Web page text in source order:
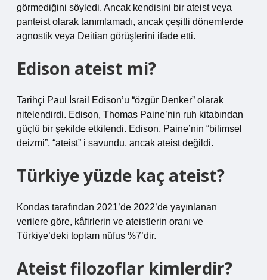
görmediğini söyledi. Ancak kendisini bir ateist veya
panteist olarak tanımlamadı, ancak çeşitli dönemlerde
agnostik veya Deitian görüşlerini ifade etti.
Edison ateist mi?
Tarihçi Paul İsrail Edison’u “özgür Denker” olarak
nitelendirdi. Edison, Thomas Paine’nin ruh kitabından
güçlü bir şekilde etkilendi. Edison, Paine’nin “bilimsel
deizmi”, “ateist” i savundu, ancak ateist değildi.
Türkiye yüzde kaç ateist?
Kondas tarafından 2021’de 2022’de yayınlanan
verilere göre, kâfirlerin ve ateistlerin oranı ve
Türkiye’deki toplam nüfus %7’dir.
Ateist filozoflar kimlerdir?